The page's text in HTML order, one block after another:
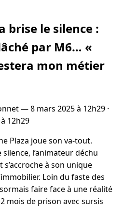
brise le silence :
par M6… «
mon métier
—8 mars 2025 à 12h29 ·
12h29
Plaza joue son va-tout.
l’animateur déchu
à son unique
Loin du faste des
faire face à une réalité
mois de prison avec sursis